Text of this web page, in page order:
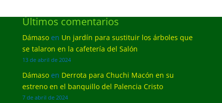
Últimos comentarios
Dámasoen Un jardín para sustituir los árboles que
se talaron en la cafetería del Salón
13 de abril de 2024
Dámasoen Derrota para Chuchi Macón en su
estreno en el banquillo del Palencia Cristo
7 de abril de 2024